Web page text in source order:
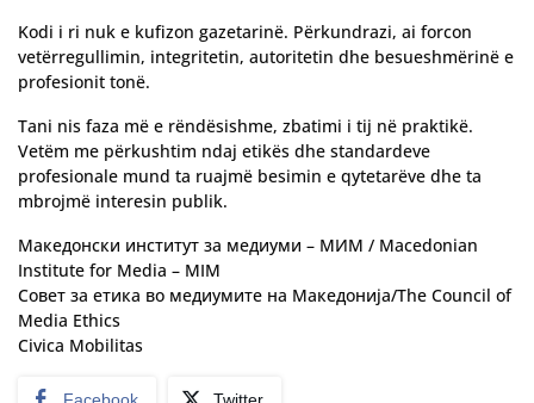
Kodi i ri nuk e kufizon gazetarinë. Përkundrazi, ai forcon
vetërregullimin, integritetin, autoritetin dhe besueshmërinë e
profesionit tonë.
Tani nis faza më e rëndësishme, zbatimi i tij në praktikë.
Vetëm me përkushtim ndaj etikës dhe standardeve
profesionale mund ta ruajmë besimin e qytetarëve dhe ta
mbrojmë interesin publik.
Македонски институт за медиуми – МИМ / Macedonian
Institute for Media – MIM
Совет за етика во медиумите на Македонија/The Council of
Media Ethics
Civica Mobilitas
Facebook Twitter